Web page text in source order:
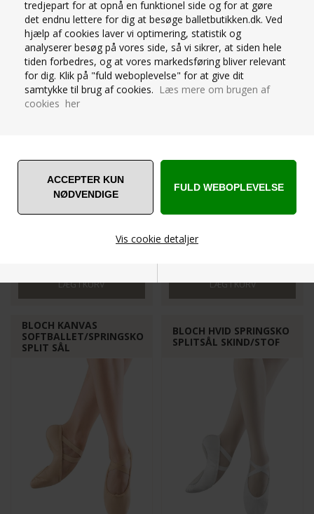
tredjepart for at opnå en funktionel side og for at gøre
det endnu lettere for dig at besøge balletbutikken.dk. Ved
hjælp af cookies laver vi optimering, statistik og
analyserer besøg på vores side, så vi sikrer, at siden hele
tiden forbedres, og at vores markedsføring bliver relevant
for dig. Klik på "fuld weboplevelse" for at give dit
samtykke til brug af cookies. Læs mere om brugen af
cookies her
Vis cookie detaljer
SÅL SKIND/STOF
S0203L-BLK
C=Medium bredde
MED SPLIT SÅL
SD16C-LPK
C = Medium bredde
BLOCH KANVAS
SOFTBALLET/SPRINGSKO
SPLIT SÅL
BLOCH HVID SPRINGSKO
SPLITSÅL SKIND/STOF